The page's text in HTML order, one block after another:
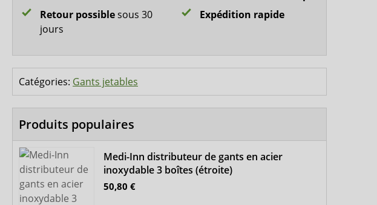
Retour possiblesous 30
jours
Expédition rapide
Catégories: Gants jetables
Produits populaires
Medi-Inn distributeur de gants en acier
inoxydable 3 boîtes (étroite)
50,80 €